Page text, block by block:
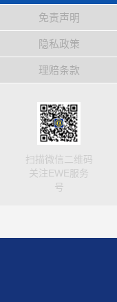
免责声明
隐私政策
理赔条款
扫描微信二维码
关注EWE服务
号